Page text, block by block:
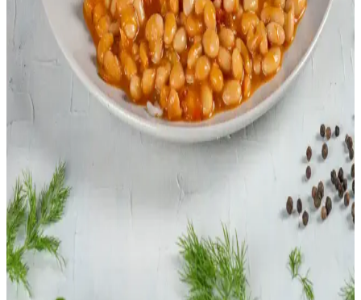
Mantar ve Pırasa Çorbası Tarifi: Ekonomik, Lezzetli
ve Pratik Öğün Seçeneği
Mantar ve pırasa çorbası, az malzeme ile ekonomik ve doyurucu bir
öğün sunar. Kavrulmuş sebzeler ve limon suyu ile kremanın
kesilmesi önlenir, çorbanın lezzeti ve dokusu korunur.
Ekonomik ve Pratik Rahatlatıcı Yemek Tarifleri:
Kolay ve Besleyici Seçenekler
Günlük yaşamda kolayca hazırlanabilen, ekonomik ve besleyici
rahatlatıcı yemek tarifleri sunuluyor. Tavuklu çorba, makarna, pilav
ve sebze ağırlıklı seçeneklerle pratik çözümler sağlanıyor.
Fasulye ve Kuruyemek Alerjisi Olanlar İçin Pratik
Pirinç Bazlı Yemek Tarifleri
Fasulye ve kuruyemek alerjisi olanlar için pirinçle hazırlanan sebze